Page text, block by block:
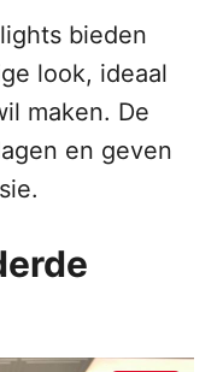
bieden
look, ideaal
maken. De
en geven